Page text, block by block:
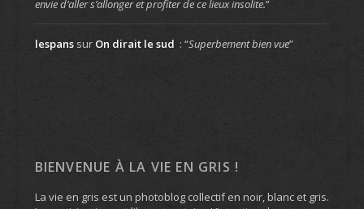
envie d’aller s’allonger et profiter de ce lieux insolite.”
lespanssur On dirait le sud : “Superbement bien vue”
BIENVENUE À LA VIE EN GRIS !
La vie en gris est un photoblog collectif en noir, blanc et gris.